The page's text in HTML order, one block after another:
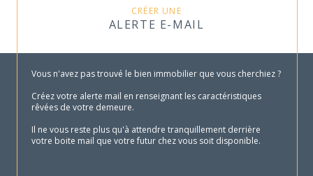
CRÉER UNE
ALERTE E-MAIL
Vous n'avez pas trouvé le bien immobilier que vous cherchiez ?
Créez votre alerte mail en renseignant les caractéristiques
rêvées de votre demeure.
Il ne vous reste plus qu'à attendre tranquillement derrière
votre boite mail que votre futur chez vous soit disponible.